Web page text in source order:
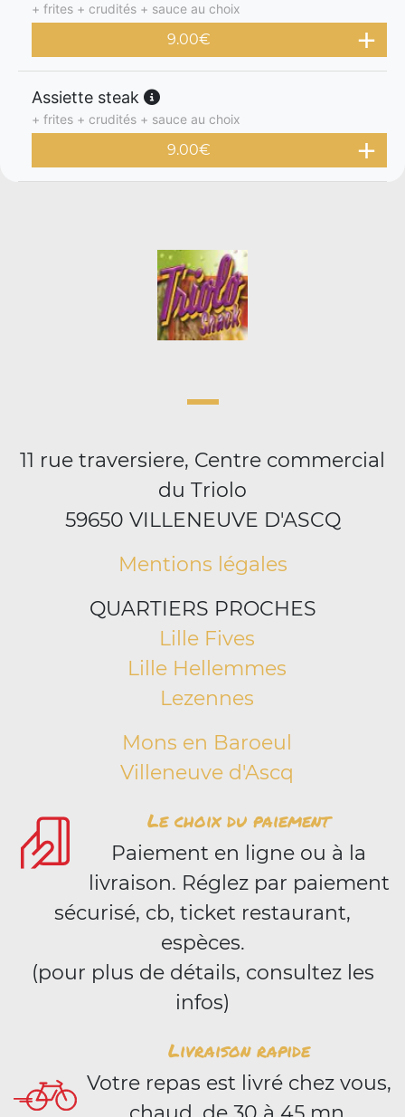
+ frites + crudités + sauce au choix
9.00€
Assiette steak
+ frites + crudités + sauce au choix
9.00€
11 rue traversiere, Centre commercial
du Triolo
59650 VILLENEUVE D'ASCQ
Mentions légales
QUARTIERS PROCHES
Lille Fives
Lille Hellemmes
Lezennes
Mons en Baroeul
Villeneuve d'Ascq
Le choix du paiement
Paiement en ligne ou à la
livraison. Réglez par paiement
sécurisé, cb, ticket restaurant,
espèces.
(pour plus de détails, consultez les
infos)
Livraison rapide
Votre repas est livré chez vous,